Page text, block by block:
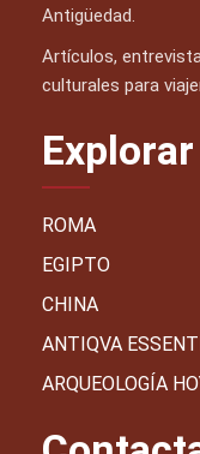
Antigüedad.
Artículos,
culturales para
Explorar
ROMA
EGIPTO
CHINA
ANTIQVA
ARQUEOLOGÍA